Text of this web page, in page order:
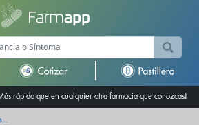
rápido que en cualquier otra farmacia que conozcas!